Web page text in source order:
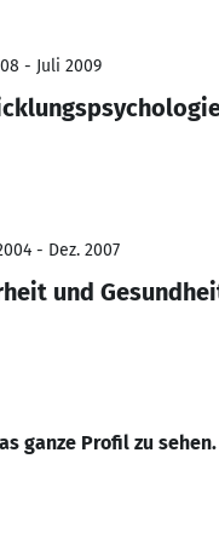
- Juli 2009
- Dez. 2007
und
ganze Profil zu sehen.